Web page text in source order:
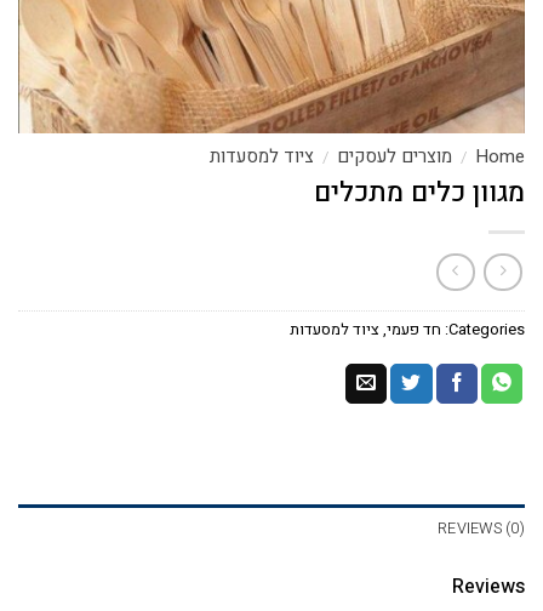
Home
/ מוצרים לעסקים / ציוד למסעדות
מגוון כלים מתכלים
Categories: חד פעמי, ציוד למסעדות
REVIEWS (0)
Reviews